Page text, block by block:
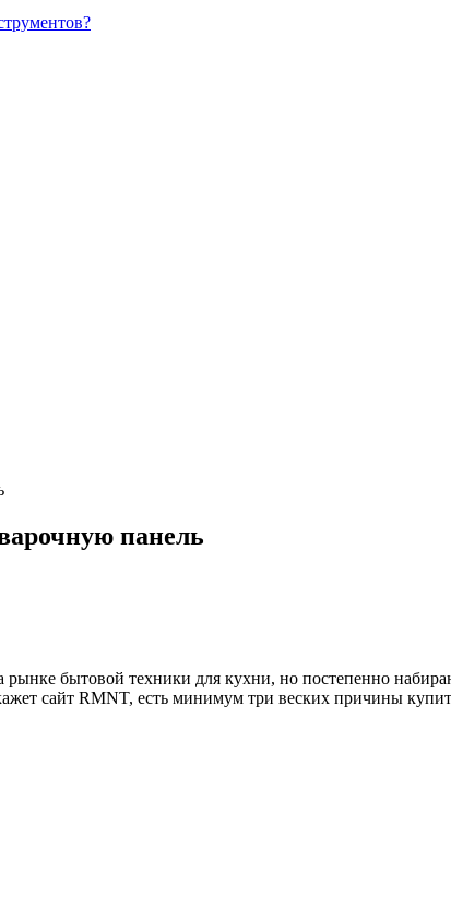
панель
бытовой техники для кухни, но постепенно
сайт RMNT, есть минимум три веских причины